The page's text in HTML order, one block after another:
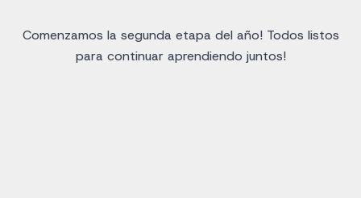
Comenzamos la segunda etapa del año! Todos listos
para continuar aprendiendo juntos!